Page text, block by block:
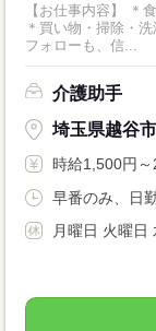
【お仕事内容】 ＊
＊買い物・掃除・洗濯など
フォローも、信...
介護助手
埼玉県越谷
時給1,500円～
早番のみ、日
月曜日 火曜日